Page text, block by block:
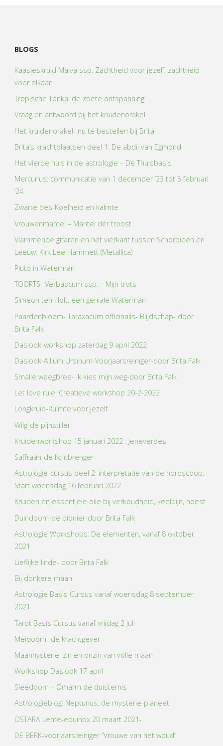
BLOGS
Kaasjeskruid Malva ssp. Zachtheid voor jezelf, zachtheid
voor elkaar
Tropische Tonka: de zoete ontspanning
Vraag en antwoord bij het kruidenorakel:
Het kruidenorakel- nu te bestellen bij Brita
Brita’s krachtplaatsen deel 1: De abdij van Egmond
Het vierde huis in de astrologie – De Thuisbasis
Mercurius: communicatie van 1 december ’23 tot 5 februari
’24
Zwarte bes-Koelheid en kalmte
Vrouwenmantel – Mantel der troost
Vlammende gitaren en het vierkant tussen Schorpioen en
Leeuw: Kirk Lee Hammett (Metallica)
Pluto in Waterman
TOORTS- Verbascum ssp. – Mijn trots
Simeon ten Holt, een geniale Waterman
Paardenbloem- Taraxacum officinalis- Blijdschap- door
Brita Falk
Daslook-workshop zaterdag 9 april 2022
Daslook-Allium Ursinum-Voorjaarsreiniger-door Brita Falk
Smalle weegbree- ik kies mijn weg-door Brita Falk
Let love rule! Creatieve workshop 20-2-2022
Longkruid-Ruimte voor jezelf
Wilg-de pijnstiller
Kruidenworkshop 15 januari 2022 : Jeneverbes
Saffraan-de lichtbrenger
Astrologie-cursus deel 2: interpretatie van de horoscoop.
Start woensdag 16 februari 2022
Kruiden en essentiële olie bij verkoudheid, keelpijn, hoest
Duindoorn-de pionier-door Brita Falk
Astrologie Workshops: De elementen, vanaf 8 oktober
2021
Lieflijke linde- door Brita Falk
Bij donkere maan
Astrologie Basis Cursus vanaf woensdag 8 september
2021
Tarot Basis Cursus vanaf vrijdag 2 juli
Meidoorn- de krachtgever
Maanhysterie: zin en onzin van volle maan
Workshop Daslook 17 april
Sleedoorn – Omarm de duisternis
Astrologieblog: Neptunus, de mysterie-planeet
OSTARA Lente-equinox 20 maart 2021-
DE BERK-voorjaarsreiniger “Vrouwe van het woud”